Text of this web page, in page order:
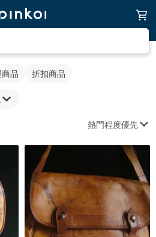
品 折扣商品
熱門程度優先